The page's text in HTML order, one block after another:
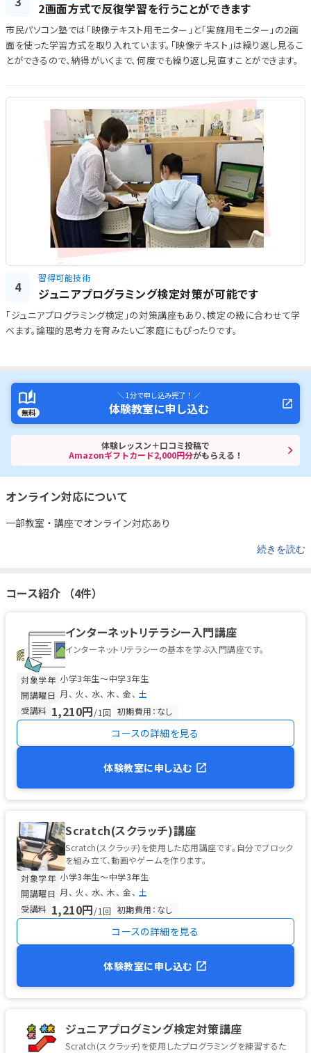
2画面方式で反復学習を行うことができます
市民パソコン塾では「映像テキスト用モニター」と「実施用モニター」の2画
面を使った学習方式を取り入れています。「映像テキスト」は繰り返し見るこ
とができるので、納得がいくまで、何度でも繰り返し見直すことができます。
4
習得可能技術
ジュニアプログラミング検定対策が可能です
「ジュニアプログラミング検定」の対策講座もあり、検定の級に合わせて学
べます。論理的思考力を育みたいご家庭にもぴったりです。
無料
＼ 1分で申し込み完了！ ／
体験教室に申し込む
体験レッスン＋口コミ投稿で
Amazonギフトカード2,000円分がもらえる！
オンライン対応について
一部教室・講座でオンライン対応あり
続きを読む
コース紹介 （4件）
インターネットリテラシー入門講座
インターネットリテラシーの基本を学ぶ入門講座です。
対象学年 小学3年生〜中学3年生
開講曜日 月 火 水 木 金
土
受講料 1,210円/1回 初期費用：なし
コースの詳細を見る
体験教室に申し込む
Scratch(スクラッチ)講座
Scratch(スクラッチ)を使用した応用講座です。自分でブロック
を組み立て、動画やゲームを作ります。
対象学年 小学3年生〜中学3年生
開講曜日 月 火 水 木 金
土
受講料 1,210円/1回 初期費用：なし
コースの詳細を見る
体験教室に申し込む
ジュニアプログミング検定対策講座
Scratch(スクラッチ)を使用したプログラミングを練習するた